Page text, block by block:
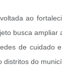
ao
busca
de cuidado
do